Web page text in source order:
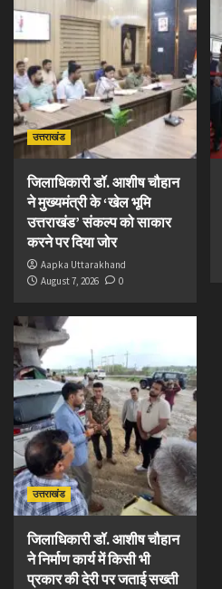
उत्तराखंड
जिलाधिकारी डॉ. आशीष चौहान
ने मुख्यमंत्री के ‘खेल भूमि
उत्तराखंड’ संकल्प को साकार
करने पर दिया जोर
Aapka Uttarakhand
August 7, 2026
0
उत्तराखंड
जिलाधिकारी डॉ. आशीष चौहान
ने निर्माण कार्य में किसी भी
प्रकार की देरी पर जताई सख्ती